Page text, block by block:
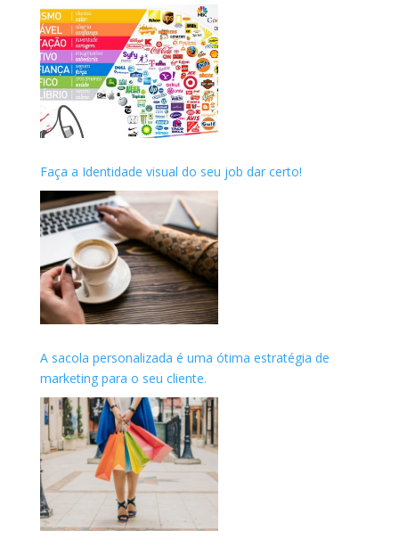
Faça a Identidade visual do seu job dar certo!
A sacola personalizada é uma ótima estratégia de
marketing para o seu cliente.